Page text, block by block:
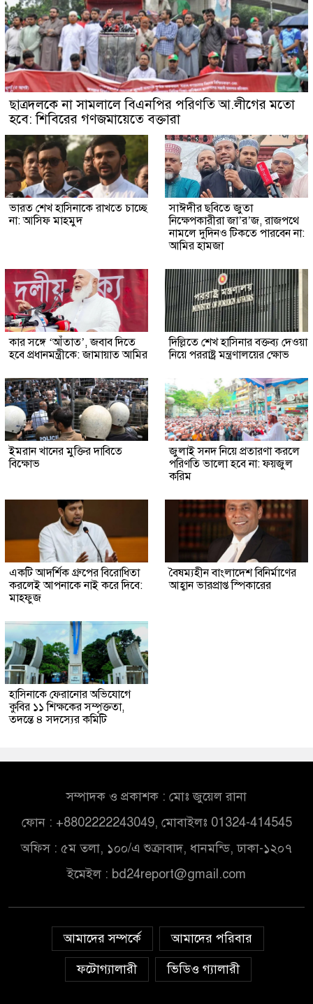
ছাত্রদলকে না সামলালে বিএনপির পরিণতি আ.লীগের মতো
হবে: শিবিরের গণজমায়েতে বক্তারা
ভারত শেখ হাসিনাকে রাখতে চাচ্ছে
না: আসিফ মাহমুদ
সাঈদীর ছবিতে জুতা
নিক্ষেপকারীরা জা’র’জ, রাজপথে
নামলে দুদিনও টিকতে পারবেন না:
আমির হামজা
কার সঙ্গে ‘আঁতাত’, জবাব দিতে
হবে প্রধানমন্ত্রীকে: জামায়াত আমির
দিল্লিতে শেখ হাসিনার বক্তব্য দেওয়া
নিয়ে পররাষ্ট্র মন্ত্রণালয়ের ক্ষোভ
ইমরান খানের মুক্তির দাবিতে
বিক্ষোভ
জুলাই সনদ নিয়ে প্রতারণা করলে
পরিণতি ভালো হবে না: ফয়জুল
করিম
একটি আদর্শিক গ্রুপের বিরোধিতা
করলেই আপনাকে নাই করে দিবে:
মাহফুজ
বৈষম্যহীন বাংলাদেশ বিনির্মাণের
আহ্বান ভারপ্রাপ্ত স্পিকারের
হাসিনাকে ফেরানোর অভিযোগে
কুবির ১১ শিক্ষকের সম্পৃক্ততা,
তদন্তে ৪ সদস্যের কমিটি
সম্পাদক ও প্রকাশক : মোঃ জুয়েল রানা
ফোন : +8802222243049, মোবাইলঃ 01324-414545
অফিস : ৫ম তলা, ১০০/এ শুক্রাবাদ, ধানমন্ডি, ঢাকা-১২০৭
ইমেইল : bd24report@gmail.com
আমাদের সম্পর্কে
আমাদের পরিবার
ফটোগ্যালারী
ভিডিও গ্যালারী